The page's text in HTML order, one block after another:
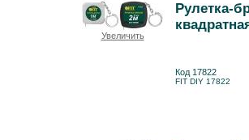
Увеличить
Рулетка-
Код 17822
FIT DIY 17822